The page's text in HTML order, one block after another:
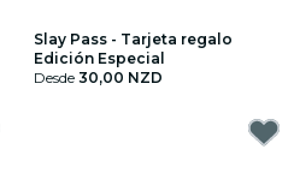
Slay Pass - Tarjeta regalo
Edición Especial
Desde 30,00 NZD